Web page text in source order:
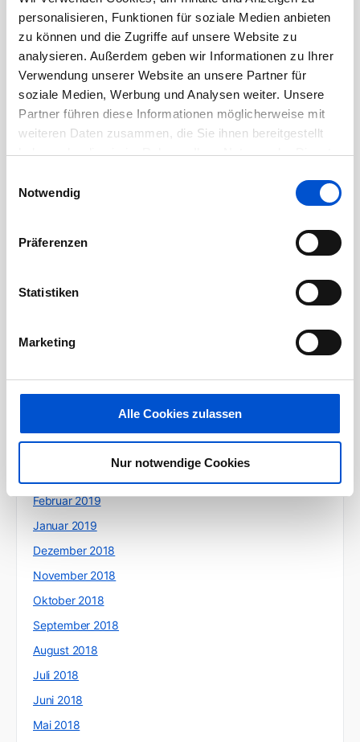
personalisieren, Funktionen für soziale Medien anbieten
zu können und die Zugriffe auf unsere Website zu
analysieren. Außerdem geben wir Informationen zu Ihrer
Verwendung unserer Website an unsere Partner für
soziale Medien, Werbung und Analysen weiter. Unsere
Partner führen diese Informationen möglicherweise mit
weiteren Daten zusammen, die Sie ihnen bereitgestellt
haben oder die sie im Rahmen Ihrer Nutzung der Dienste
Notwendig
Präferenzen
Statistiken
Marketing
Alle Cookies zulassen
Nur notwendige Cookies
September 2020
August 2020
Juli 2020
Juni 2020
Mai 2020
Februar 2020
Dezember 2019
Oktober 2019
August 2019
Februar 2019
Januar 2019
Dezember 2018
November 2018
Oktober 2018
September 2018
August 2018
Juli 2018
Juni 2018
Mai 2018